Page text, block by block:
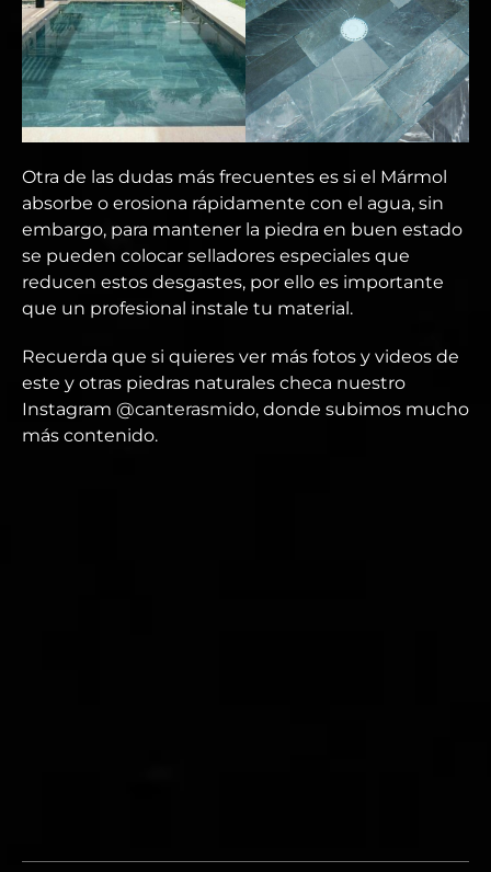
Otra de las dudas más frecuentes es si el Mármol
absorbe o erosiona rápidamente con el agua, sin
embargo, para mantener la piedra en buen estado
se pueden colocar selladores especiales que
reducen estos desgastes, por ello es importante
que un profesional instale tu material.
Recuerda que si quieres ver más fotos y videos de
este y otras piedras naturales checa nuestro
Instagram @canterasmido, donde subimos mucho
más contenido.